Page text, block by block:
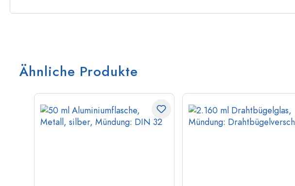
Ähnliche Produkte